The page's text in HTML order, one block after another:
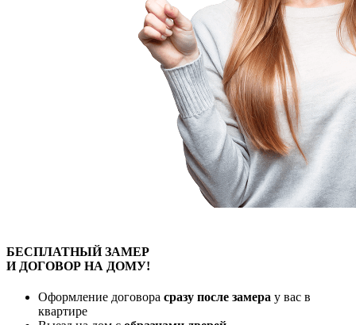
БЕСПЛАТНЫЙЗАМЕР
И ДОГОВОР НА ДОМУ!
Оформление договора сразу после замера у вас в
квартире